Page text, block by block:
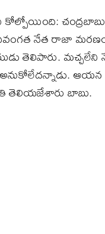
కోల్పోయింది: చంద్రబాబు
నేత రాజా మరణం
తెలిపారు.
తెలియజేశారు బాబు.